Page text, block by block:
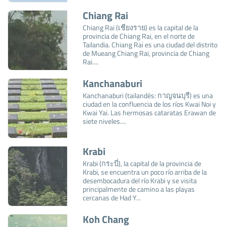
Chiang Rai
Chiang Rai (เชียงราย) es la capital de la
provincia de Chiang Rai, en el norte de
Tailandia. Chiang Rai es una ciudad del distrito
de Mueang Chiang Rai, provincia de Chiang
Rai....
Kanchanaburi
Kanchanaburi (tailandés: กาญจนบุรี) es una
ciudad en la confluencia de los ríos Kwai Noi y
Kwai Yai. Las hermosas cataratas Erawan de
siete niveles....
Krabi
Krabi (กระบี่), la capital de la provincia de
Krabi, se encuentra un poco río arriba de la
desembocadura del río Krabi y se visita
principalmente de camino a las playas
cercanas de Had Y...
Koh Chang